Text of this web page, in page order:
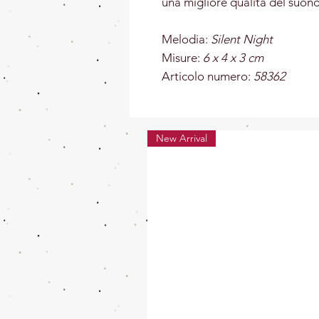
Melodia: Silent Night
Misure: 6 x 4 x 3 cm
Articolo numero: 58362
New Arrival